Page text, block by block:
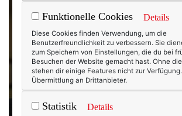
Funktionelle Cookies Details
Diese Cookies finden Verwendung, um die
Benutzerfreundlichkeit zu verbessern. Sie
zum Speichern von Einstellungen, die du bei
Besuchen der Website gemacht hast. Ohne
stehen dir einige Features nicht zur
Übermittlung an Drittanbieter.
Statistik Details